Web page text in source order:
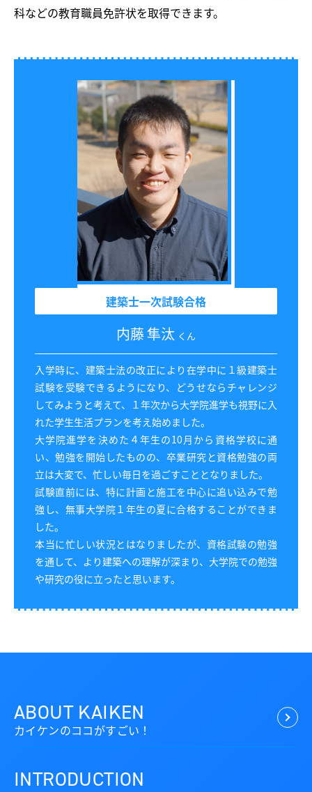
科などの教育職員免許状を取得できます。
建築士一次試験合格
内藤 隼汰 くん
入学時に、建築士法の改正により在学中に１級建築士
試験を受験できるようになり、どうせならチャレンジ
してみようと考えて、１年次から大学院進学も視野に入
れた学生生活プランを考え始めました。
大学院進学を決めた４年生の10月から資格学校に通
い、勉強を開始したものの、卒業研究と資格勉強の両
立は大変で、忙しい毎日を過ごすこととなりました。
試験直前には、特に計画と施工を中心に追い込みで勉
強し、無事大学院１年生の夏に合格することができま
した。
本当に忙しい状況とはなりましたが、資格試験の勉強
を通して、より建築への理解が深まり、大学院での勉強
や研究の役に立ったと思います。
ABOUT KAIKEN
カイケンのココがすごい！
INTRODUCTION